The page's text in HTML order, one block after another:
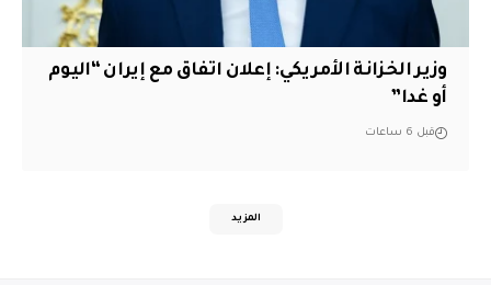
وزير الخزانة الأمريكي: إعلان اتفاق مع إيران “اليوم
أو غدا”
قبل 6 ساعات
المزيد